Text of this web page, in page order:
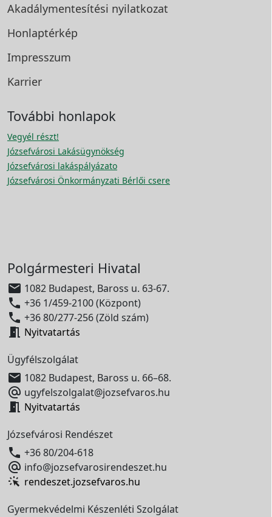
Akadálymentesítési nyilatkozat
Honlaptérkép
Impresszum
Karrier
További honlapok
Vegyél részt!
Józsefvárosi Lakásügynökség
Józsefvárosi lakáspályázato
Józsefvárosi Önkormányzati Bérlői csere
Polgármesteri Hivatal
 1082 Budapest, Baross u. 63-67.
 +36 1/459-2100 (Központ)
 +36 80/277-256 (Zöld szám)
 Nyitvatartás
Ügyfélszolgálat
 1082 Budapest, Baross u. 66–68.
 ugyfelszolgalat@jozsefvaros.hu
 Nyitvatartás
Józsefvárosi Rendészet
 +36 80/204-618
 info@jozsefvarosirendeszet.hu
rendeszet.jozsefvaros.hu
Gyermekvédelmi Készenléti Szolgálat